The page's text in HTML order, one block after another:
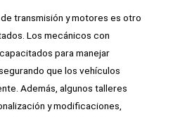
transmisión y motores es otro
Los mecánicos con
para manejar
que los vehículos
Además, algunos talleres
y modificaciones,